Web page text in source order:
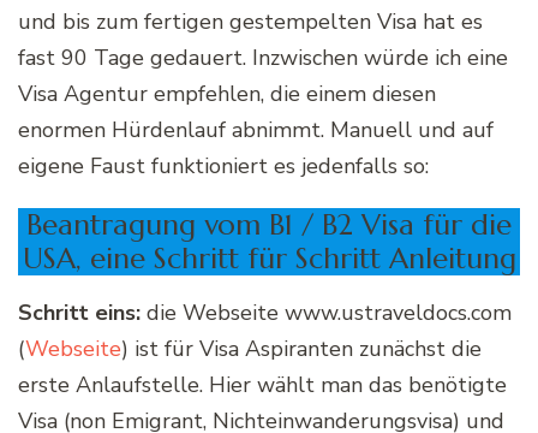
und bis zum fertigen gestempelten Visa hat es
fast 90 Tage gedauert. Inzwischen würde ich eine
Visa Agentur empfehlen, die einem diesen
enormen Hürdenlauf abnimmt. Manuell und auf
eigene Faust funktioniert es jedenfalls so:
Beantragung vom B1 / B2 Visa für die
USA, eine Schritt für Schritt Anleitung
Schritt eins: die Webseite www.ustraveldocs.com
(Webseite) ist für Visa Aspiranten zunächst die
erste Anlaufstelle. Hier wählt man das benötigte
Visa (non Emigrant, Nichteinwanderungsvisa) und